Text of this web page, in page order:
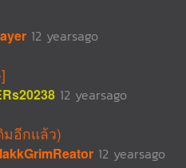
12 yearsago
12 yearsago
มอีกแล้ว)
12 yearsago